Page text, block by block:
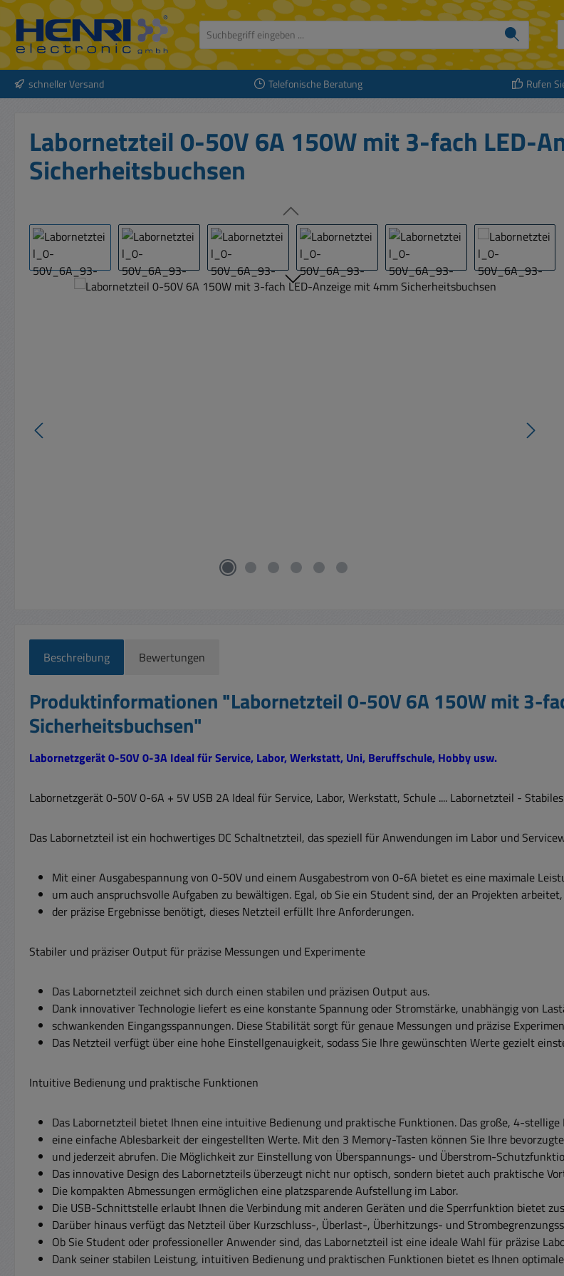
Hauptinhalt springen
Zur Suche springen
Zur Hauptnavigation springen
schneller Versand Telefonische Beratung Rufen
Labornetzteil 0-50V 6A 150W mit 3-fach LED-
Sicherheitsbuchsen
Bildergalerie überspringen
Beschreibung Bewertungen
Produktinformationen "Labornetzteil 0-50V 6A 150W mit 3-
Sicherheitsbuchsen"
Labornetzgerät 0-50V 0-3A Ideal für Service, Labor, Werkstatt, Uni, Beruffschule, Hobby usw.
Labornetzgerät 0-50V 0-6A + 5V USB 2A Ideal für Service, Labor, Werkstatt, Schule .... Labornetzteil -
Das Labornetzteil ist ein hochwertiges DC Schaltnetzteil, das speziell für Anwendungen im Labor und
Mit einer Ausgabespannung von 0-50V und einem Ausgabestrom von 0-6A bietet es eine maximale
um auch anspruchsvolle Aufgaben zu bewältigen. Egal, ob Sie ein Student sind, der an Projekten
der präzise Ergebnisse benötigt, dieses Netzteil erfüllt Ihre Anforderungen.
Stabiler und präziser Output für präzise Messungen und Experimente
Das Labornetzteil zeichnet sich durch einen stabilen und präzisen Output aus.
Dank innovativer Technologie liefert es eine konstante Spannung oder Stromstärke, unabhängig von
schwankenden Eingangsspannungen. Diese Stabilität sorgt für genaue Messungen und präzise
Das Netzteil verfügt über eine hohe Einstellgenauigkeit, sodass Sie Ihre gewünschten Werte gezielt
Intuitive Bedienung und praktische Funktionen
Das Labornetzteil bietet Ihnen eine intuitive Bedienung und praktische Funktionen. Das große, 4-stellige
eine einfache Ablesbarkeit der eingestellten Werte. Mit den 3 Memory-Tasten können Sie Ihre
und jederzeit abrufen. Die Möglichkeit zur Einstellung von Überspannungs- und Überstrom-
Das innovative Design des Labornetzteils überzeugt nicht nur optisch, sondern bietet auch praktische
Die kompakten Abmessungen ermöglichen eine platzsparende Aufstellung im Labor.
Die USB-Schnittstelle erlaubt Ihnen die Verbindung mit anderen Geräten und die Sperrfunktion bietet
Darüber hinaus verfügt das Netzteil über Kurzschluss-, Überlast-, Überhitzungs- und
Ob Sie Student oder professioneller Anwender sind, das Labornetzteil ist eine ideale Wahl für präzise
Dank seiner stabilen Leistung, intuitiven Bedienung und praktischen Funktionen bietet es Ihnen